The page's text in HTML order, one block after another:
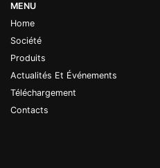
MENU
Home
Société
Produits
Actualités Et Événements
Téléchargement
Contacts